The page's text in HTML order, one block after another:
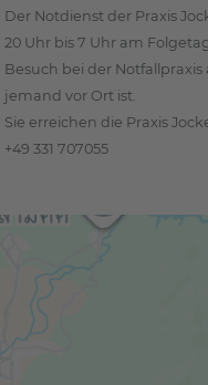
Der Notdienst der Praxis
20 Uhr bis 7 Uhr am
Besuch bei der
jemand vor Ort ist.
Sie erreichen die Praxis
+49 331 707055